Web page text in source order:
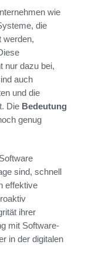
wie
die
werden,
nur dazu bei,
auch
und die
Die Bedeutung
genug
sind, schnell
effektive
ihrer
mit Software-
in der digitalen